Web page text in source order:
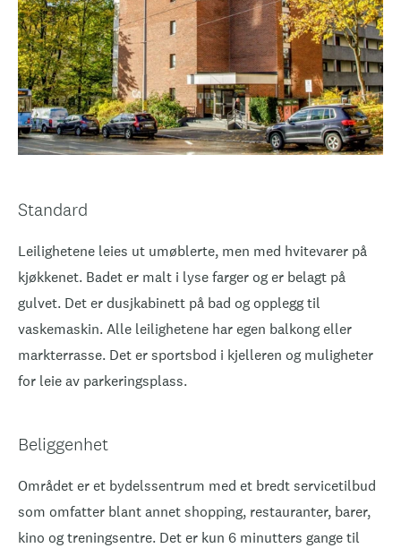
Standard
Leilighetene leies ut umøblerte, men med hvitevarer på
kjøkkenet. Badet er malt i lyse farger og er belagt på
gulvet. Det er dusjkabinett på bad og opplegg til
vaskemaskin. Alle leilighetene har egen balkong eller
markterrasse. Det er sportsbod i kjelleren og muligheter
for leie av parkeringsplass.
Beliggenhet
Området er et bydelssentrum med et bredt servicetilbud
som omfatter blant annet shopping, restauranter, barer,
kino og treningsentre. Det er kun 6 minutters gange til